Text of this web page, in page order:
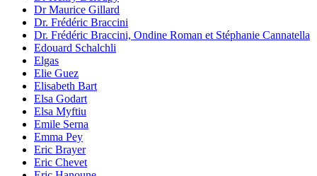
Dr Maurice Gillard
Dr. Frédéric Braccini
Dr. Frédéric Braccini, Ondine Roman et Stéphanie Cannatella
Edouard Schalchli
Elgas
Elie Guez
Elisabeth Bart
Elsa Godart
Elsa Myftiu
Emile Serna
Emma Pey
Eric Brayer
Eric Chevet